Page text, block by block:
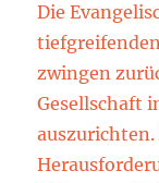
Die
zwingen
Gesellschaft